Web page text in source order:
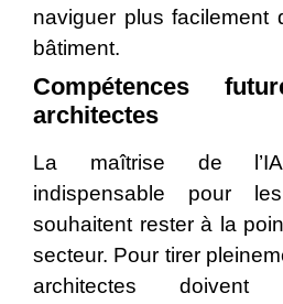
naviguer plus facilement
bâtiment.
Compétences
architectes
La maîtrise de
indispensable pour
souhaitent rester à la
secteur. Pour tirer
architectes